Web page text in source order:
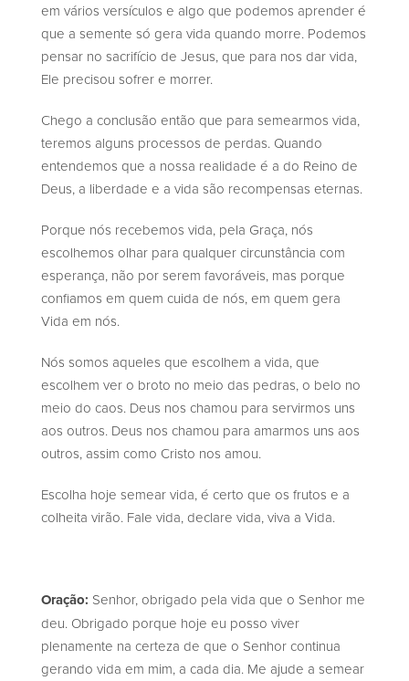
em vários versículos e algo que podemos aprender é
que a semente só gera vida quando morre. Podemos
pensar no sacrifício de Jesus, que para nos dar vida,
Ele precisou sofrer e morrer.
Chego a conclusão então que para semearmos vida,
teremos alguns processos de perdas. Quando
entendemos que a nossa realidade é a do Reino de
Deus, a liberdade e a vida são recompensas eternas.
Porque nós recebemos vida, pela Graça, nós
escolhemos olhar para qualquer circunstância com
esperança, não por serem favoráveis, mas porque
confiamos em quem cuida de nós, em quem gera
Vida em nós.
Nós somos aqueles que escolhem a vida, que
escolhem ver o broto no meio das pedras, o belo no
meio do caos. Deus nos chamou para servirmos uns
aos outros. Deus nos chamou para amarmos uns aos
outros, assim como Cristo nos amou.
Escolha hoje semear vida, é certo que os frutos e a
colheita virão. Fale vida, declare vida, viva a Vida.
Oração: Senhor, obrigado pela vida que o Senhor me
deu. Obrigado porque hoje eu posso viver
plenamente na certeza de que o Senhor continua
gerando vida em mim, a cada dia. Me ajude a semear